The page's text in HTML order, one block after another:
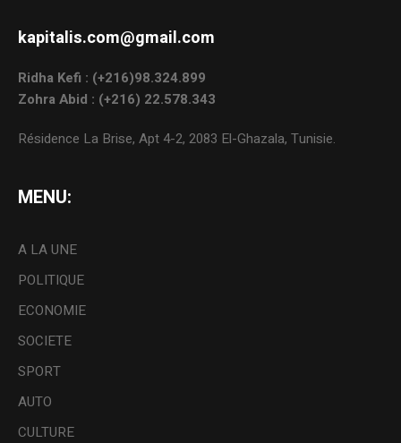
kapitalis.com@gmail.com
Ridha Kefi : (+216)98.324.899
Zohra Abid : (+216) 22.578.343
Résidence La Brise, Apt 4-2, 2083 El-Ghazala, Tunisie.
MENU:
A LA UNE
POLITIQUE
ECONOMIE
SOCIETE
SPORT
AUTO
CULTURE